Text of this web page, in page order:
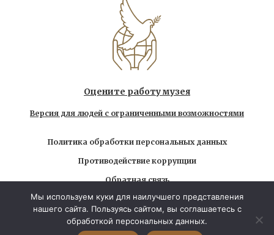
Оцените работу музея
Версия для людей с ограниченными возможностями
Политика обработки персональных данных
Противодействие коррупции
Обратная связь
Использование любых находящихся на сайте
материалов без официального разрешения запрещено
© 2026 Государственный музей-заповедник Л.Н.
Мы используем куки для наилучшего представления
нашего сайта. Пользуясь сайтом, вы соглашаетесь с
обработкой персональных данных.